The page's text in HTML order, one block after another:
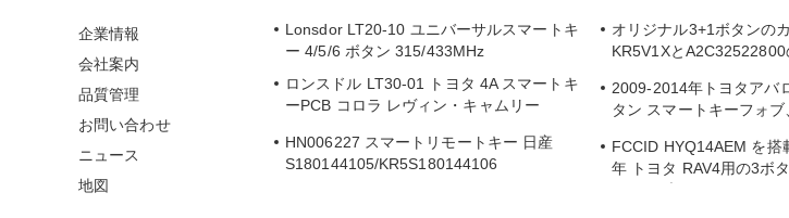
企業情報
会社案内
品質管理
お問い合わせ
ニュース
地図
Lonsdor LT20-10 ユニバーサルスマートキ
ー 4/5/6 ボタン 315/433MHz
ロンスドル LT30-01 トヨタ 4A スマートキ
ーPCB コロラ レヴィン・キャムリー
HN006227 スマートリモートキー 日産
S180144105/KR5S180144106
オリジナル3+1ボタンの
KR5V1XとA2C32522800
2009-2014年トヨタアバ
タン スマートキーフォ
FCCID HYQ14AEM を搭
年 トヨタ RAV4用の3ボ